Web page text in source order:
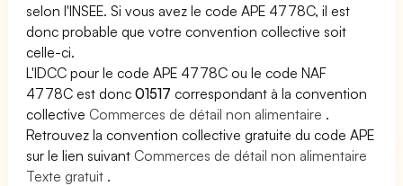
selon l'INSEE. Si vous avez le code APE 4778C, il est
donc probable que votre convention collective soit
celle-ci.
L'IDCC pour le code APE 4778C ou le code NAF
4778C est donc01517 correspondant à la convention
collective Commerces de détail non alimentaire .
Retrouvez la convention collective gratuite du code APE
sur le lien suivant Commerces de détail non alimentaire
Texte gratuit .